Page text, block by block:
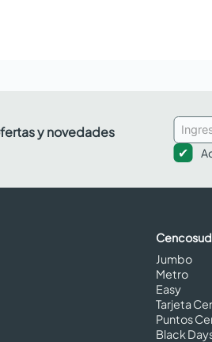
y novedades
Cencosud
Jumbo
Metro
Easy
Tarjeta
Puntos
Black